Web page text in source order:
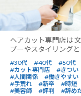
ヘアカット専門店は
プーやスタイリング
#30代 #40代 #50代
#カット専門店
#きつい
#人間関係
#働きやすい
#手荒れ
#新卒 #時短
#美容師
#評判 #辞め